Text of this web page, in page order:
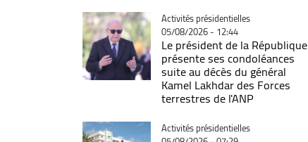
Catégorie
Activités présidentielles
05/08/2026 - 12:44
Le président de la République
présente ses condoléances
suite au décès du général
Kamel Lakhdar des Forces
terrestres de l'ANP
Catégorie
Activités présidentielles